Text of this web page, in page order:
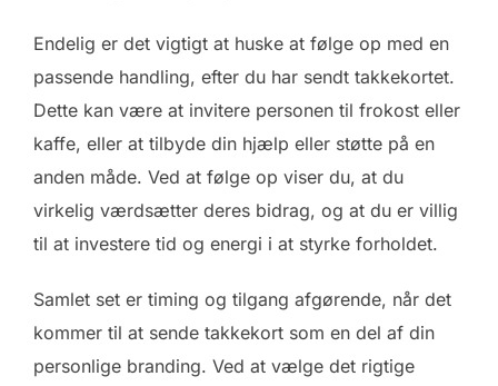
Endelig er det vigtigt at huske at følge op med en
passende handling, efter du har sendt takkekortet.
Dette kan være at invitere personen til frokost eller
kaffe, eller at tilbyde din hjælp eller støtte på en
anden måde. Ved at følge op viser du, at du
virkelig værdsætter deres bidrag, og at du er villig
til at investere tid og energi i at styrke forholdet.
Samlet set er timing og tilgang afgørende, når det
kommer til at sende takkekort som en del af din
personlige branding. Ved at vælge det rigtige